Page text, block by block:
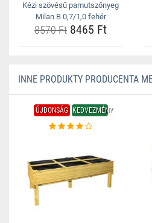
Kézi szövésű pamutszőnyeg
Milan B 0,7/1,0 fehér
8570 Ft 8465 Ft
INNE PRODUKTY PRODUCENTA
ÚJDONSÁG KEDVEZMÉNY